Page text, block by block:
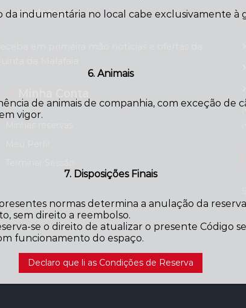
Newsletter
da indumentária no local cabe exclusivamente à
6. Animais
de animais de companhia, com exceção de
vigor.
7. Disposições Finais
normas determina a anulação da
sem direito a reembolso.
se o direito de atualizar o presente Código
funcionamento do espaço.
Declaro que li as Condições de Reserva